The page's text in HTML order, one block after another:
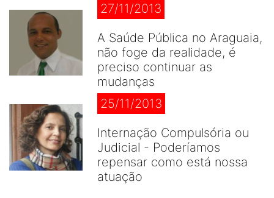
27/11/2013
A Saúde Pública no Araguaia,
não foge da realidade, é
preciso continuar as
mudanças
25/11/2013
Internação Compulsória ou
Judicial - Poderíamos
repensar como está nossa
atuação